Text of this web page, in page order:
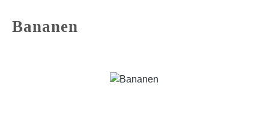
Bananen
Bildergalerie überspringen